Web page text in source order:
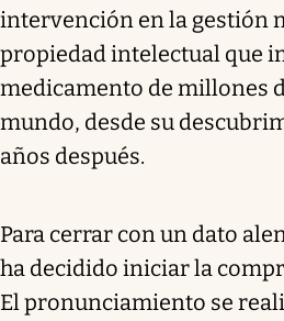
intervención en la gestión
propiedad intelectual que
medicamento de millones
mundo, desde su
años después.
Para cerrar con un dato
ha decidido iniciar la
El pronunciamiento se